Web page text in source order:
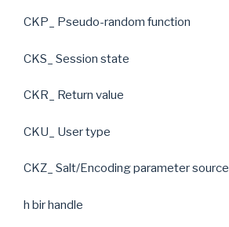
CKP_ Pseudo-random function
CKS_ Session state
CKR_ Return value
CKU_ User type
CKZ_ Salt/Encoding parameter source
h bir handle